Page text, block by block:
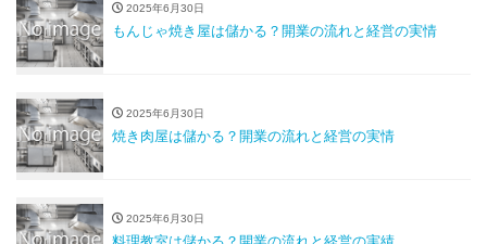
2025年6月30日
もんじゃ焼き屋は儲かる？開業の流れと経営の実情
2025年6月30日
焼き肉屋は儲かる？開業の流れと経営の実情
2025年6月30日